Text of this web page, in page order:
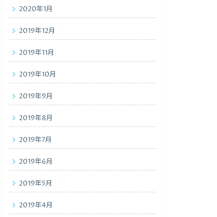
2020年1月
2019年12月
2019年11月
2019年10月
2019年9月
2019年8月
2019年7月
2019年6月
2019年5月
2019年4月